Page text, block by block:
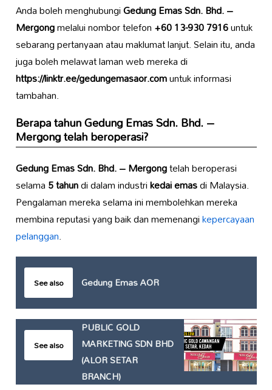
Anda boleh menghubungiGedung Emas Sdn. Bhd. –
Mergongmelalui nombor telefon+60 13-930 7916untuk
sebarang pertanyaan atau maklumat lanjut. Selain itu, anda
juga boleh melawat laman web mereka di
https://linktr.ee/gedungemasaor.comuntuk informasi
tambahan.
Berapa tahunGedung Emas Sdn. Bhd. –
Mergongtelah beroperasi?
Gedung Emas Sdn. Bhd. – Mergongtelah beroperasi
selama5 tahundi dalam industrikedai emasdi Malaysia.
Pengalaman mereka selama ini membolehkan mereka
membina reputasi yang baik dan memenangikepercayaan
pelanggan.
See also Gedung Emas AOR
See also
PUBLIC GOLD
MARKETING SDN BHD
(ALOR SETAR
BRANCH)